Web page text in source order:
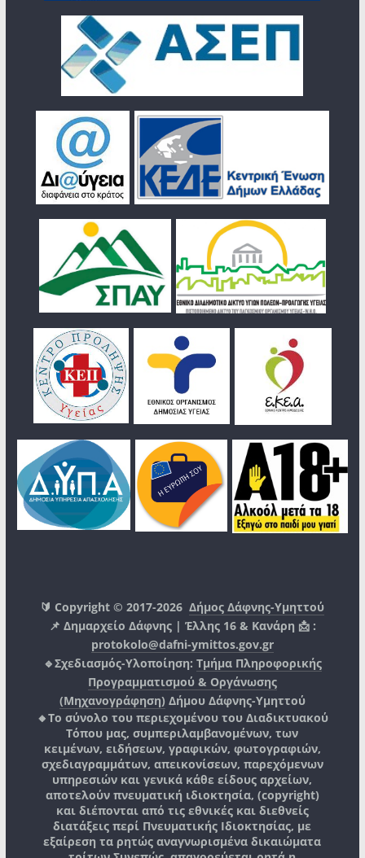
🔰 Copyright © 2017-2026Δήμος Δάφνης-Υμηττού
📌 Δημαρχείο Δάφνης | Έλλης 16 & Κανάρη 📩 :
protokolo@dafni-ymittos.gov.gr
🔹Σχεδιασμός-Υλοποίηση: Τμήμα Πληροφορικής
Προγραμματισμού & Οργάνωσης
(Μηχανογράφηση) Δήμου Δάφνης-Υμηττού
🔸Το σύνολο του περιεχομένου του Διαδικτυακού
Τόπου μας, συμπεριλαμβανομένων, των
κειμένων, ειδήσεων, γραφικών, φωτογραφιών,
σχεδιαγραμμάτων, απεικονίσεων, παρεχόμενων
υπηρεσιών και γενικά κάθε είδους αρχείων,
αποτελούν πνευματική ιδιοκτησία, (copyright)
και διέπονται από τις εθνικές και διεθνείς
διατάξεις περί Πνευματικής Ιδιοκτησίας, με
εξαίρεση τα ρητώς αναγνωρισμένα δικαιώματα